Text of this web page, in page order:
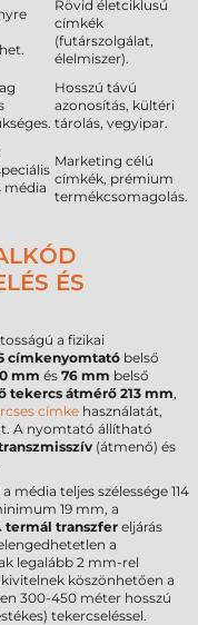
Rövid életciklusú
címkék
(futárszolgálat,
élelmiszer).
Hosszú távú
azonosítás, kültéri
tárolás, vegyipar.
média
Marketing célú
címkék, prémium
termékcsomagolás.
ÉS
a fizikai
címkenyomtató belső
mm és 76 mm belső
tekercs átmérő 213 mm,
címke használatát,
A nyomtató állítható
(átmenő) és
média teljes szélessége 114
19 mm, a
termál transzfer eljárás
a
legalább 2 mm-rel
köszönhetően a
300-450 méter hosszú
tekercseléssel.